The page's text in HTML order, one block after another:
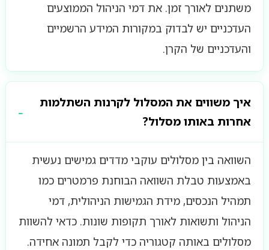
משתנים לאורך זמן. את דמי הניהול הממוצעים
העדכניים יש לבדוק במקורות המידע הרשמיים
והעדכניים של הקרן.
איך משווים את המסלול לקרנות השתלמות
אחרות באותו מסלול?
השוואה בין מסלולים עוקבי מדדים גמישים נעשית
באמצעות טבלת השוואה הבוחנת פרמטרים כמו
תמהיל הנכסים, מידת הגמישות הניהולית, דמי
הניהול ותשואות לאורך תקופות שונות. כדאי להשוות
מסלולים באותה קטגוריה כדי לקבל תמונה אחידה.